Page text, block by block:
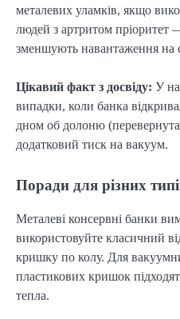
металевих уламків, якщо
людей з артритом пріоритет
зменшують навантаження на
Цікавий факт з досвіду: У
випадки, коли банка
дном об долоню
додатковий тиск на вакуум.
Поради для різних
Металеві консервні банки
використовуйте класичний
кришку по колу. Для
пластикових кришок
тепла.